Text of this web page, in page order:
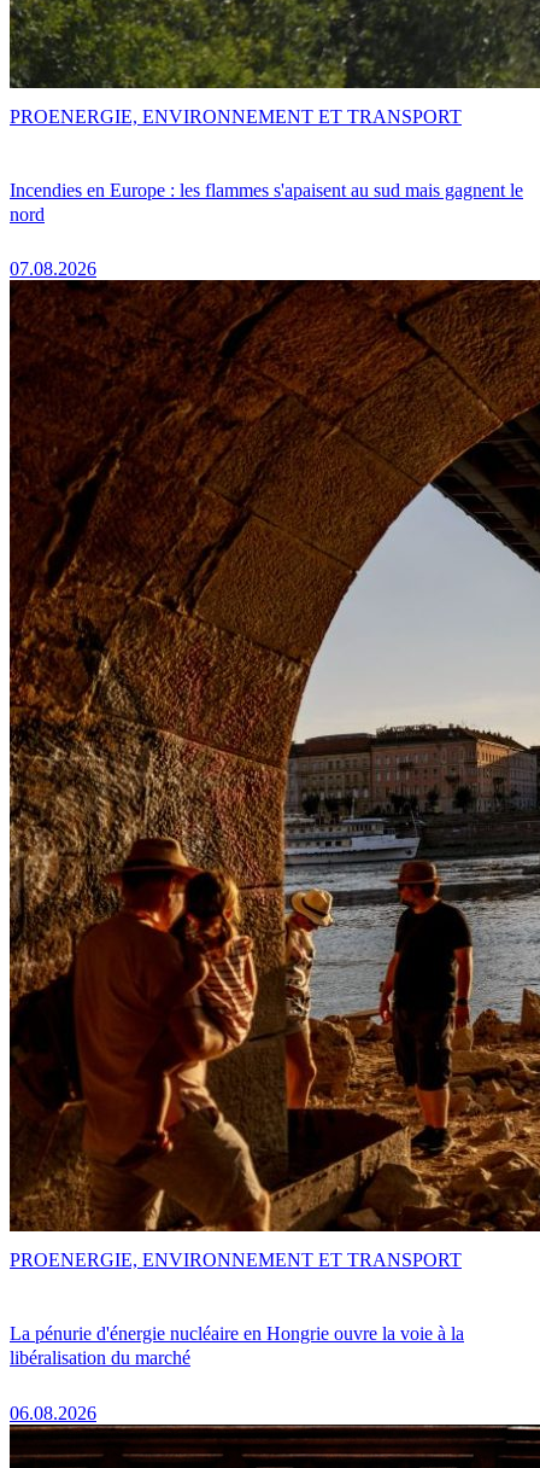
Incendies en Europe : les flammes s'apaisent au sud mais gagnent le
nord
07.08.2026
PROENERGIE, ENVIRONNEMENT ET TRANSPORT
La pénurie d'énergie nucléaire en Hongrie ouvre la voie à la
libéralisation du marché
06.08.2026
PROENERGIE, ENVIRONNEMENT ET TRANSPORT